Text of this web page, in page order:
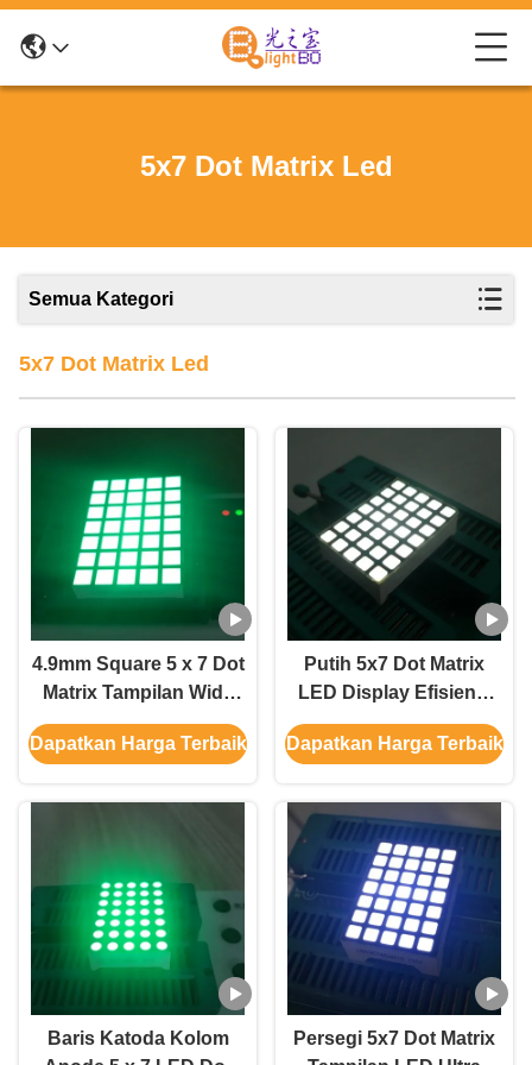
5x7 Dot Matrix Led
Semua Kategori
5x7 Dot Matrix Led
4.9mm Square 5 x 7 Dot
Matrix Tampilan Wide
Viewing Angle Untuk
Memindahkan Tanda
Dapatkan Harga Terbaik
Putih 5x7 Dot Matrix
LED Display Efisiensi
Tinggi Diprogram LED
Display
Dapatkan Harga Terbaik
Baris Katoda Kolom
Persegi 5x7 Dot Matrix